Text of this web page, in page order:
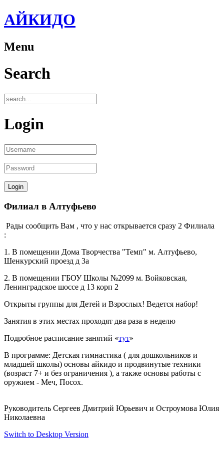
АЙКИДО
Menu
Search
Login
Филиал в Алтуфьево
Рады сообщить Вам , что у нас открывается сразу 2 Филиала
:
1. В помещении Дома Творчества "Темп" м. Алтуфьево,
Шенкурский проезд д 3а
2. В помещении ГБОУ Школы №2099 м. Войковская,
Ленинградское шоссе д 13 корп 2
Открыты группы для Детей и Взрослых! Ведется набор!
Занятия в этих местах проходят два раза в неделю
Подробное расписание занятий «тут»
В программе: Детская гимнастика ( для дошкольников и
младшей школы) основы айкидо и продвинутые техники
(возраст 7+ и без ограничения ), а также основы работы с
оружием - Меч, Посох.
Руководитель Сергеев Дмитрий Юрьевич и Остроумова Юлия
Николаевна
Switch to Desktop Version